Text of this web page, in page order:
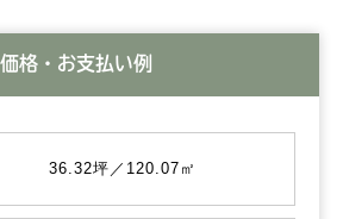
価格・お支払い例
36.32坪／120.07㎡